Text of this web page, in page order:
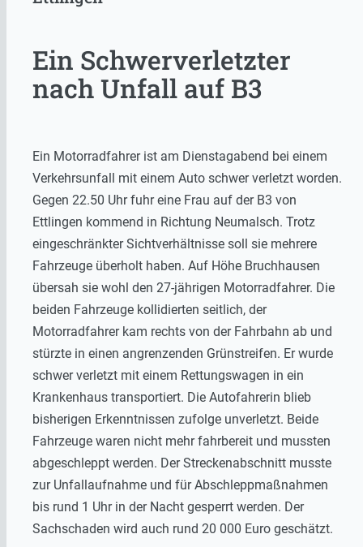
Ein Schwerverletzter
nach Unfall auf B3
Ein Motorradfahrer ist am Dienstagabend bei einem
Verkehrsunfall mit einem Auto schwer verletzt worden.
Gegen 22.50 Uhr fuhr eine Frau auf der B3 von
Ettlingen kommend in Richtung Neumalsch. Trotz
eingeschränkter Sichtverhältnisse soll sie mehrere
Fahrzeuge überholt haben. Auf Höhe Bruchhausen
übersah sie wohl den 27-jährigen Motorradfahrer. Die
beiden Fahrzeuge kollidierten seitlich, der
Motorradfahrer kam rechts von der Fahrbahn ab und
stürzte in einen angrenzenden Grünstreifen. Er wurde
schwer verletzt mit einem Rettungswagen in ein
Krankenhaus transportiert. Die Autofahrerin blieb
bisherigen Erkenntnissen zufolge unverletzt. Beide
Fahrzeuge waren nicht mehr fahrbereit und mussten
abgeschleppt werden. Der Streckenabschnitt musste
zur Unfallaufnahme und für Abschleppmaßnahmen
bis rund 1 Uhr in der Nacht gesperrt werden. Der
Sachschaden wird auch rund 20 000 Euro geschätzt.